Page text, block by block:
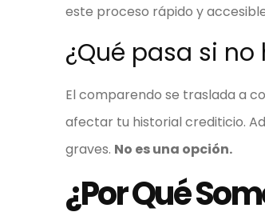
este proceso rápido y
¿Qué pasa si
El comparendo se traslada a
afectar tu historial crediticio.
graves. No es una opción.
¿Por Qué